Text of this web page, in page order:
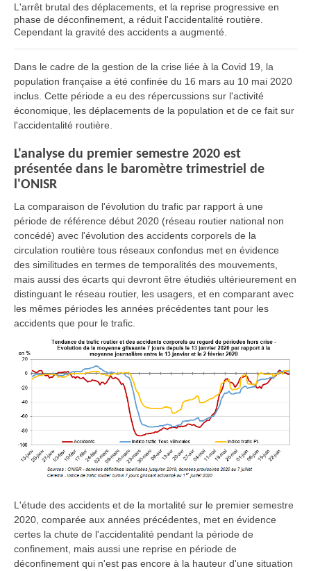
L'arrêt brutal des déplacements, et la reprise progressive en
phase de déconfinement, a réduit l'accidentalité routière.
Cependant la gravité des accidents a augmenté.
Dans le cadre de la gestion de la crise liée à la Covid 19, la
population française a été confinée du 16 mars au 10 mai 2020
inclus. Cette période a eu des répercussions sur l'activité
économique, les déplacements de la population et de ce fait sur
l'accidentalité routière.
L'analyse du premier semestre 2020 est
présentée dans le baromètre trimestriel de
l'ONISR
La comparaison de l'évolution du trafic par rapport à une
période de référence début 2020 (réseau routier national non
concédé) avec l'évolution des accidents corporels de la
circulation routière tous réseaux confondus met en évidence
des similitudes en termes de temporalités des mouvements,
mais aussi des écarts qui devront être étudiés ultérieurement en
distinguant le réseau routier, les usagers, et en comparant avec
les mêmes périodes les années précédentes tant pour les
accidents que pour le trafic.
L'étude des accidents et de la mortalité sur le premier semestre
2020, comparée aux années précédentes, met en évidence
certes la chute de l'accidentalité pendant la période de
confinement, mais aussi une reprise en période de
déconfinement qui n'est pas encore à la hauteur d'une situation